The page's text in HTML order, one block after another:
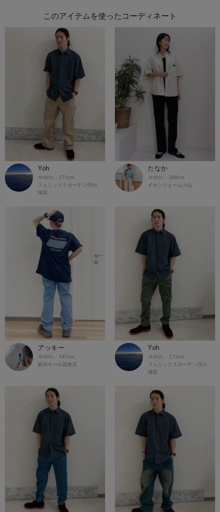
このアイテムを使ったコーディネート
Yoh
フェニックスガーデン浮の
城店
171cm
たなか
イオンジェームス山
168cm
アッキー
銀河モール花巻店
147cm
Yoh
フェニックスガーデン浮の
城店
171cm